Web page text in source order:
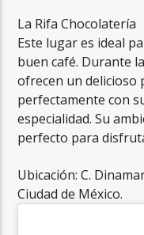
La Rifa Chocolatería
Este lugar es ideal
buen café. Durante
ofrecen un delicioso
perfectamente con
especialidad. Su
perfecto para
Ubicación: C.
Ciudad de México.